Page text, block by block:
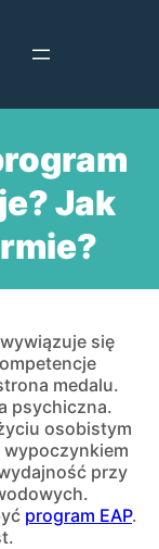
Jak
się
medalu.
psychiczna.
osobistym
przy
program EAP.